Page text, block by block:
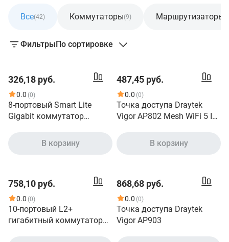
Все(42) Коммутаторы(9) Маршрутизаторы
ФильтрыПо сортировке
326,18 руб.
0.0 (0)
8-портовый Smart Lite
Gigabit коммутатор
В корзину
487,45 руб.
0.0 (0)
Точка доступа Draytek
Vigor AP802 Mesh WiFi 5 In-
В корзину
758,10 руб.
0.0 (0)
10-портовый L2+
гигабитный коммутатор
868,68 руб.
0.0 (0)
Точка доступа Draytek
Vigor AP903